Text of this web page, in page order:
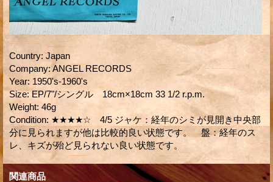
Country: Japan
Company: ANGEL RECORDS
Year: 1950's-1960's
Size: EP/7"/シングル 18cm×18cm 33 1/2 r.p.m.
Weight: 46g
Condition: ★★★★☆ 4/5 ジャケ：経年のシミが見開き中央部
分に見られますが他は比較的良い状態です。 盤：経年のス
レ、キズが殆ど見られない良い状態です。
関連商品